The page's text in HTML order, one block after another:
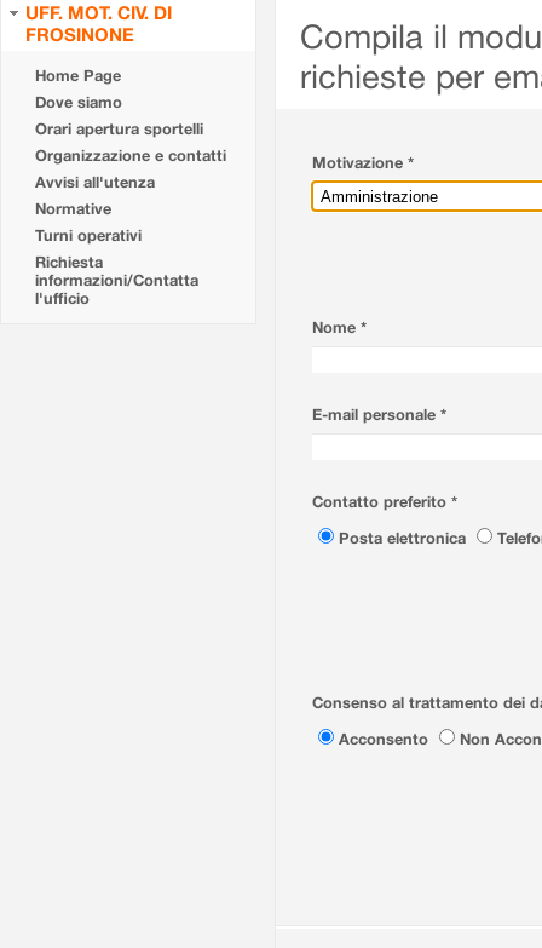
UFF. MOT. CIV. DI
FROSINONE
Home Page
Dove siamo
Orari apertura sportelli
Organizzazione e contatti
Avvisi all'utenza
Normative
Turni operativi
Richiesta
informazioni/Contatta
l'ufficio
Compila il
richieste per
Motivazione *
Nome *
E-mail personale *
Contatto preferito *
Posta elettronica
Consenso al trattamento dei
Acconsento
Non